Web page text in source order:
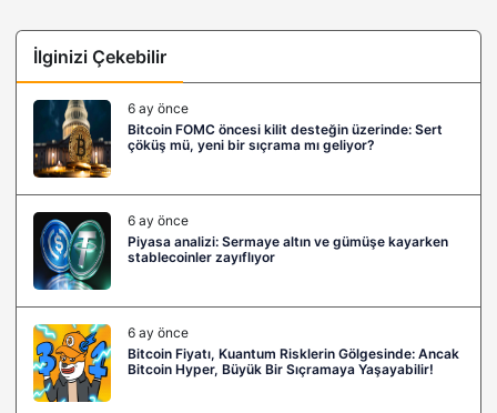
İlginizi Çekebilir
6 ay önce
Bitcoin FOMC öncesi kilit desteğin üzerinde: Sert
çöküş mü, yeni bir sıçrama mı geliyor?
6 ay önce
Piyasa analizi: Sermaye altın ve gümüşe kayarken
stablecoinler zayıflıyor
6 ay önce
Bitcoin Fiyatı, Kuantum Risklerin Gölgesinde: Ancak
Bitcoin Hyper, Büyük Bir Sıçramaya Yaşayabilir!